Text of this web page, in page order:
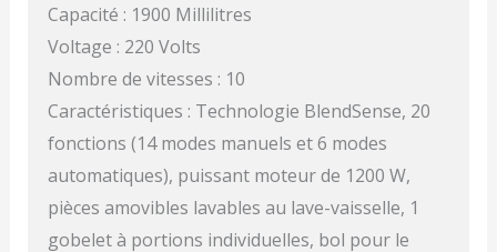
Capacité : 1900 Millilitres
Voltage : 220 Volts
Nombre de vitesses : 10
Caractéristiques : Technologie BlendSense, 20
fonctions (14 modes manuels et 6 modes
automatiques), puissant moteur de 1200 W,
pièces amovibles lavables au lave-vaisselle, 1
gobelet à portions individuelles, bol pour le